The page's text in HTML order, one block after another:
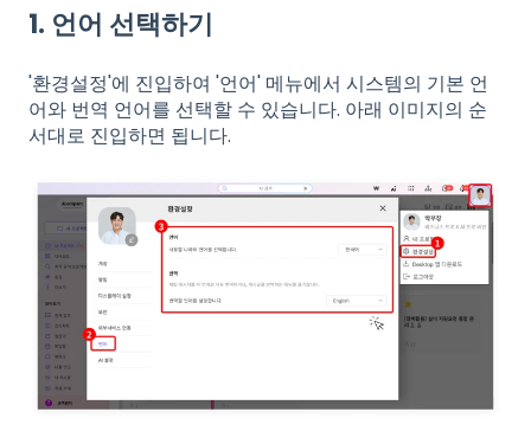
1. 언어 선택하기
'환경설정'에 진입하여 '언어' 메뉴에서 시스템의 기본 언
어와 번역 언어를 선택할 수 있습니다. 아래 이미지의 순
서대로 진입하면 됩니다.